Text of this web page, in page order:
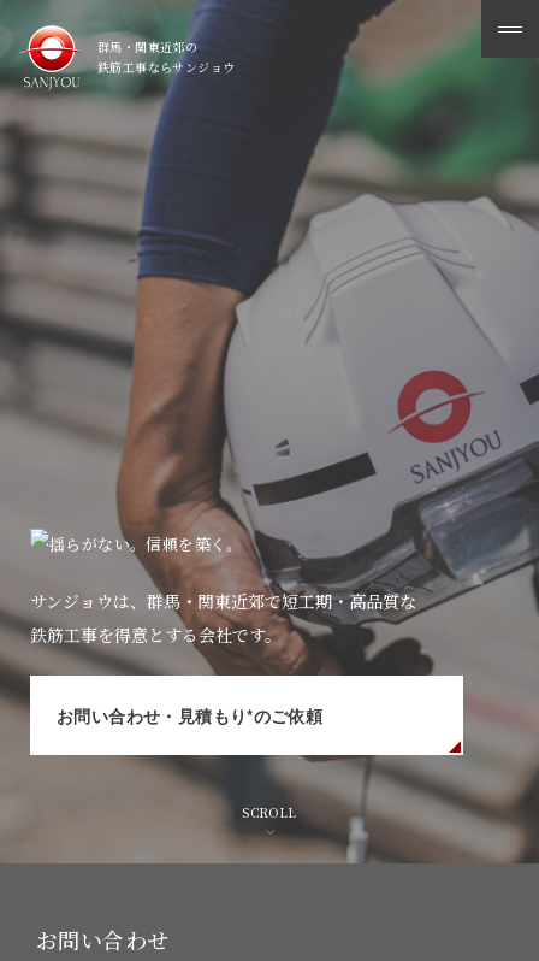
群馬・関東近郊の
鉄筋工事ならサンジョウ
メ
ニ
く
サンジョウは、群馬・関東近郊で短工期・高品質な
鉄筋工事を得意とする会社です。
お問い合わせ・見積もり*のご依頼
SCROLL
お問い合わせ